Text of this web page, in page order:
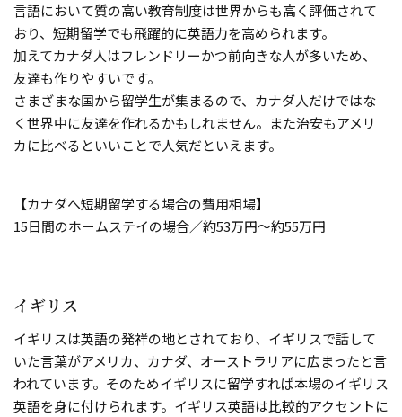
言語において質の高い教育制度は世界からも高く評価されて
おり、短期留学でも飛躍的に英語力を高められます。
加えてカナダ人はフレンドリーかつ前向きな人が多いため、
友達も作りやすいです。
さまざまな国から留学生が集まるので、カナダ人だけではな
く世界中に友達を作れるかもしれません。また治安もアメリ
カに比べるといいことで人気だといえます。
【カナダへ短期留学する場合の費用相場】
15日間のホームステイの場合／約53万円～約55万円
イギリス
イギリスは英語の発祥の地とされており、イギリスで話して
いた言葉がアメリカ、カナダ、オーストラリアに広まったと言
われています。そのためイギリスに留学すれば本場のイギリス
英語を身に付けられます。イギリス英語は比較的アクセントに